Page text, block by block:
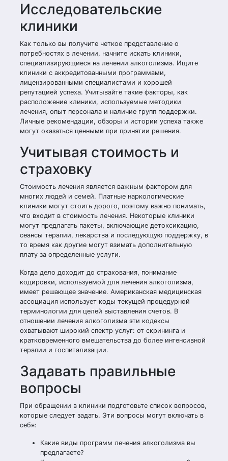
Исследовательские
клиники
Как только вы получите четкое представление о
потребностях в лечении, начните искать клиники,
специализирующиеся на лечении алкоголизма. Ищите
клиники с аккредитованными программами,
лицензированными специалистами и хорошей
репутацией успеха. Учитывайте такие факторы, как
расположение клиники, используемые методики
лечения, опыт персонала и наличие групп поддержки.
Личные рекомендации, обзоры и истории успеха также
могут оказаться ценными при принятии решения.
Учитывая стоимость и
страховку
Стоимость лечения является важным фактором для
многих людей и семей. Платные наркологические
клиники могут стоить дорого, поэтому важно понимать,
что входит в стоимость лечения. Некоторые клиники
могут предлагать пакеты, включающие детоксикацию,
сеансы терапии, лекарства и последующую поддержку, в
то время как другие могут взимать дополнительную
плату за определенные услуги.
Когда дело доходит до страхования, понимание
кодировки, используемой для лечения алкоголизма,
имеет решающее значение. Американская медицинская
ассоциация использует коды текущей процедурной
терминологии для целей выставления счетов. В
отношении лечения алкоголизма эти кодексы
охватывают широкий спектр услуг: от скрининга и
кратковременного вмешательства до более интенсивной
терапии и госпитализации.
Задавать правильные
вопросы
При обращении в клиники подготовьте список вопросов,
которые следует задать. Эти вопросы могут включать в
себя:
Какие виды программ лечения алкоголизма вы
предлагаете?